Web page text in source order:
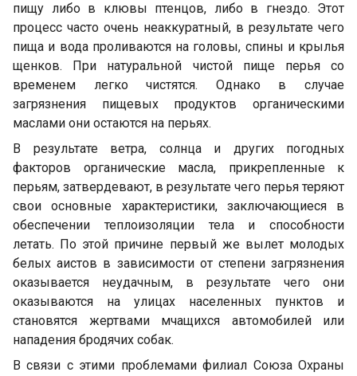
пищу либо в клювы птенцов, либо в гнездо. Этот
процесс часто очень неаккуратный, в результате чего
пища и вода проливаются на головы, спины и крылья
щенков. При натуральной чистой пище перья со
временем легко чистятся. Однако в случае
загрязнения пищевых продуктов органическими
маслами они остаются на перьях.
В результате ветра, солнца и других погодных
факторов органические масла, прикрепленные к
перьям, затвердевают, в результате чего перья теряют
свои основные характеристики, заключающиеся в
обеспечении теплоизоляции тела и способности
летать. По этой причине первый же вылет молодых
белых аистов в зависимости от степени загрязнения
оказывается неудачным, в результате чего они
оказываются на улицах населенных пунктов и
становятся жертвами мчащихся автомобилей или
нападения бродячих собак.
В связи с этими проблемами филиал Союза Охраны